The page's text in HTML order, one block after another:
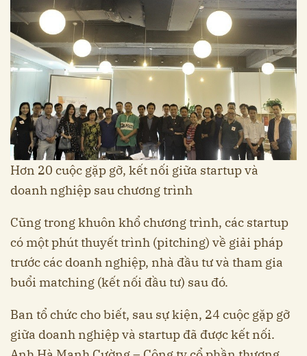
Hơn 20 cuộc gặp gỡ, kết nối giữa startup và
doanh nghiệp sau chương trình
Cũng trong khuôn khổ chương trình, các startup
có một phút thuyết trình (pitching) về giải pháp
trước các doanh nghiệp, nhà đầu tư và tham gia
buổi matching (kết nối đầu tư) sau đó.
Ban tổ chức cho biết, sau sự kiện, 24 cuộc gặp gỡ
giữa doanh nghiệp và startup đã được kết nối.